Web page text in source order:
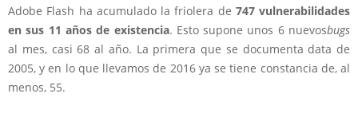
Adobe Flash ha acumulado la friolera de 747 vulnerabilidades
en sus 11 años de existencia. Esto supone unos 6 nuevosbugs
al mes, casi 68 al año. La primera que se documenta data de
2005, y en lo que llevamos de 2016 ya se tiene constancia de, al
menos, 55.